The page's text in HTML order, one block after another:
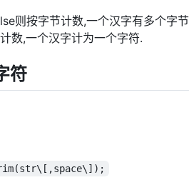
则按字节计数,一个汉字有多个字
数,一个汉字计为一个字符.
符